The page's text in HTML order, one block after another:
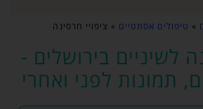
» טיפולים אסתטיים » ציפויי חרסינה
לשיניים בירושלים -
תמונות לפני ואחרי